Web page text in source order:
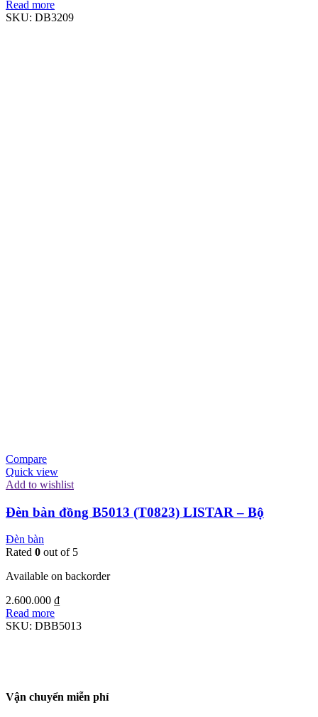
Read more
SKU: DB3209
Compare
Quick view
Add to wishlist
Đèn bàn đồng B5013 (T0823) LISTAR – Bộ
Đèn bàn
Rated 0 out of 5
Available on backorder
2.600.000 ₫
Read more
SKU: DBB5013
Vận chuyển miễn phí